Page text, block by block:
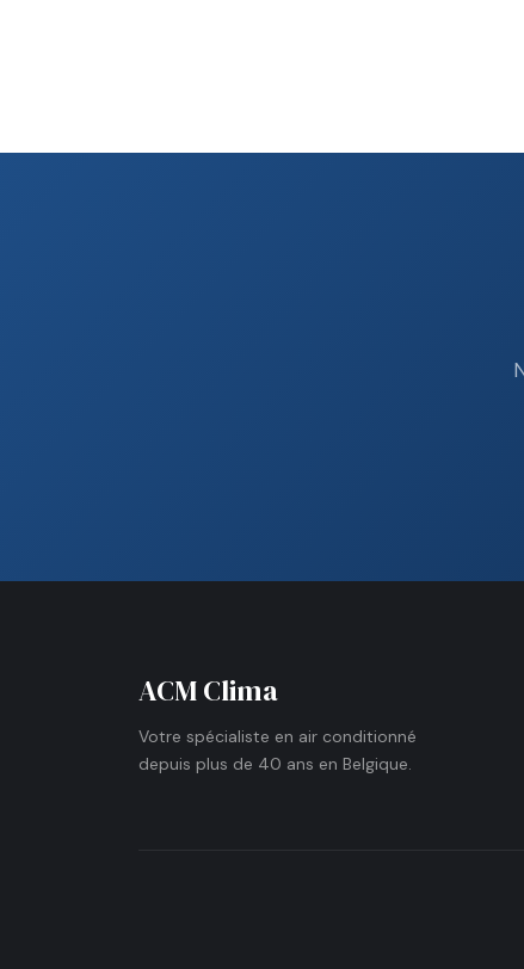
ACM Clima
Votre spécialiste en air conditionné
depuis plus de 40 ans en Belgique.